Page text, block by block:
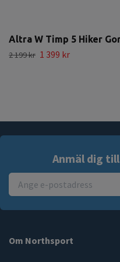
Altra W Timp 5 Hiker
2 199 kr 1 399 kr
Anmäl dig
Om Northsport